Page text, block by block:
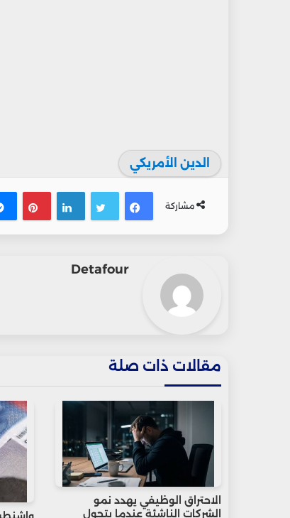
الدين الأمريكي
مشاركة
فيسبوك
تويتر لينكدإن
Detafour
مقالات ذات صلة
الاحتراق الوظيفي يهدد نمو
الشركات الناشئة عندما يتحول